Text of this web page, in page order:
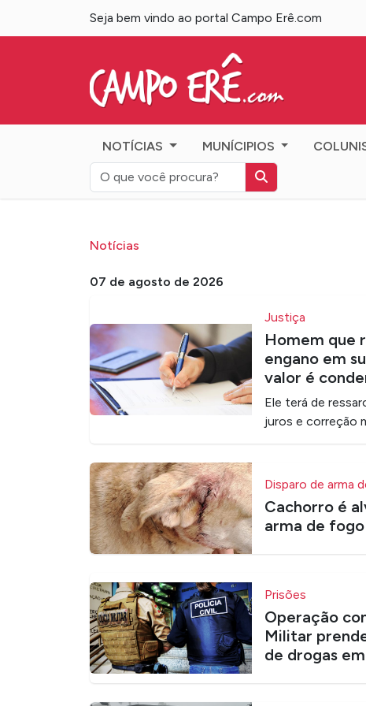
Seja bem vindo ao portal Campo Erê.com
Campo Erê.com
NOTÍCIAS MUNÍCIPIOS
Notícias
07 de agosto de 2026
Justiça
Homem que
engano em
valor é
Ele terá de
juros e correção
Disparo de arma
Cachorro é
arma de
Prisões
Operação
Militar
de drogas